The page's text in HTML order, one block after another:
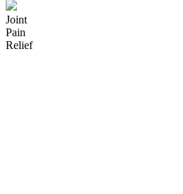
Joint
Pain
Relief